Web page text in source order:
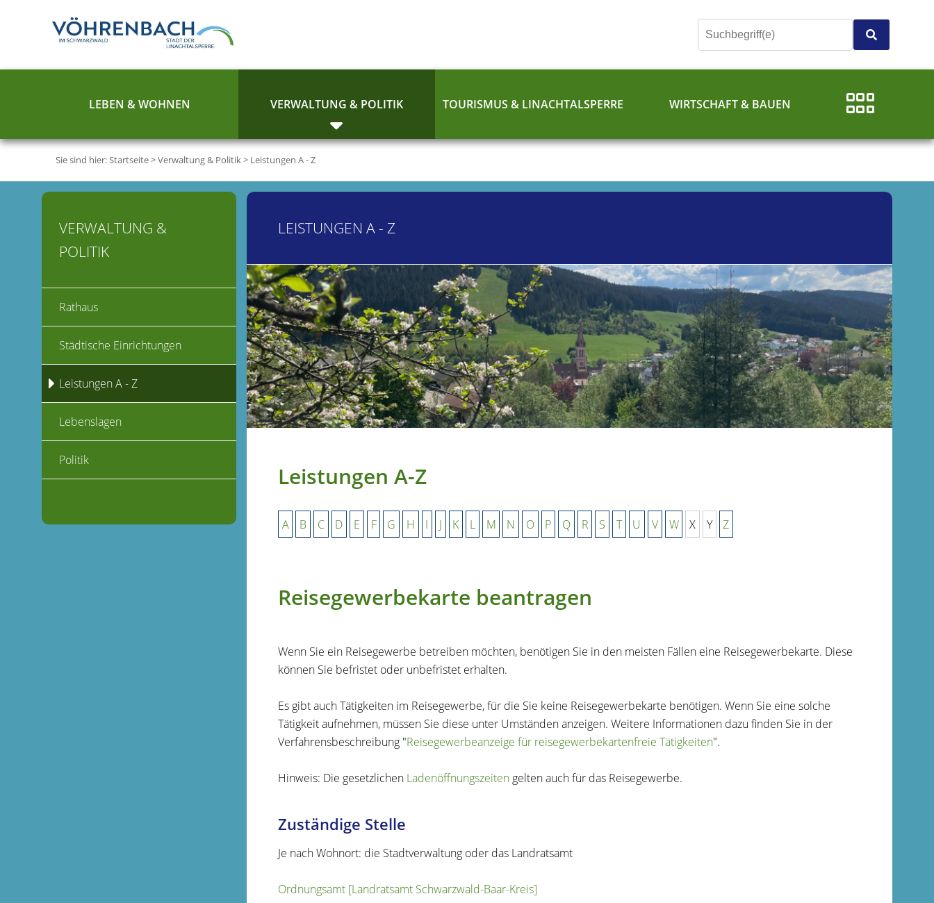
LEBEN & WOHNEN VERWALTUNG & POLITIK TOURISMUS & LINACHTALSPERRE WIRTSCHAFT & BAUEN
Sie sind hier:Startseite>Verwaltung & Politik> Leistungen A - Z
LEISTUNGEN A - Z
Leistungen A-Z
A B C D E F G H I J K L M N O P Q R S T U V W X Y Z
Reisegewerbekarte beantragen
Wenn Sie ein Reisegewerbe betreiben möchten, benötigen Sie in den meisten Fällen eine Reisegewerbekarte. Diese
können Sie befristet oder unbefristet erhalten.
Es gibt auch Tätigkeiten im Reisegewerbe, für die Sie keine Reisegewerbekarte benötigen. Wenn Sie eine solche
Tätigkeit aufnehmen, müssen Sie diese unter Umständen anzeigen. Weitere Informationen dazu finden Sie in der
Verfahrensbeschreibung "Reisegewerbeanzeige für reisegewerbekartenfreie Tätigkeiten".
Hinweis: Die gesetzlichen Ladenöffnungszeitengelten auch für das Reisegewerbe.
Zuständige Stelle
Je nach Wohnort: die Stadtverwaltung oder das Landratsamt
Ordnungsamt [Landratsamt Schwarzwald-Baar-Kreis]
VERWALTUNG &
POLITIK
Rathaus
Städtische Einrichtungen
Leistungen A - Z
Lebenslagen
Politik